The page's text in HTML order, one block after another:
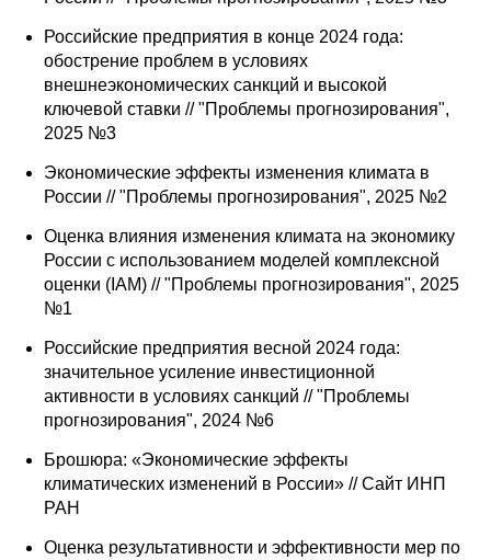
Российские предприятия в конце 2024 года:
обострение проблем в условиях
внешнеэкономических санкций и высокой
ключевой ставки // "Проблемы прогнозирования",
2025 №3
Экономические эффекты изменения климата в
России // "Проблемы прогнозирования", 2025 №2
Оценка влияния изменения климата на экономику
России с использованием моделей комплексной
оценки (IAM) // "Проблемы прогнозирования", 2025
№1
Российские предприятия весной 2024 года:
значительное усиление инвестиционной
активности в условиях санкций // "Проблемы
прогнозирования", 2024 №6
Брошюра: «Экономические эффекты
климатических изменений в России» // Сайт ИНП
РАН
Оценка результативности и эффективности мер по